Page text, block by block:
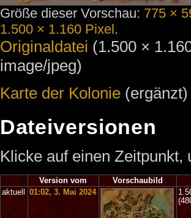
Größe dieser Vorschau: 775 ×
1.500 × 1.160 Pixel.
Originaldatei (1.500 ×
image/jpeg)
Karte der Kolonie(ergänzt)
Dateiversionen
Klicke auf einen
Version vom
Vorschaubild
aktuell
01:02, 3. Mai 2024